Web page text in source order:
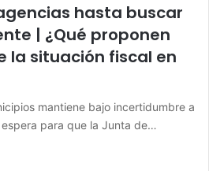
hasta buscar
| ¿Qué proponen
la situación fiscal en
mantiene bajo incertidumbre a
para que la Junta de…